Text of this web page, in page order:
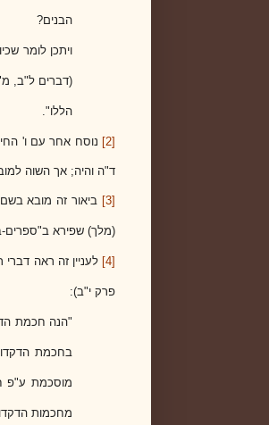
הבנים?
ויתכן לומר
(דברים ל"ב,
הללו".
[2] נוסח אחר עם ו'
ד"ה והיה; אך השוה
[3]
(מלך) שפירא ב"ספרים-
[4] לעניין זה ראה
פרק י"ב):
"הנה חכמת
בחכמת
מוסכמת ע"פ
מחכמות